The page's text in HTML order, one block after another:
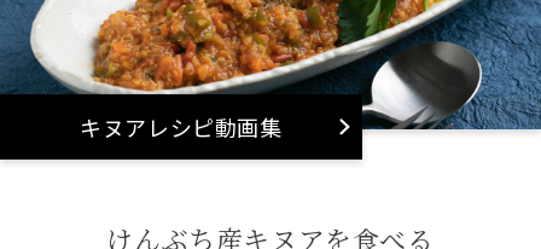
FAX：0165-26-7130
問い合わせフォーム：
http://kenbuchikinua.local/contact/
キヌアレシピ動画集
けんぶち産キヌアを食べる